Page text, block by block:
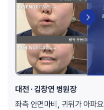
대전 · 김창연 병원장
좌측 안면마비, 귀뒤가 아파요